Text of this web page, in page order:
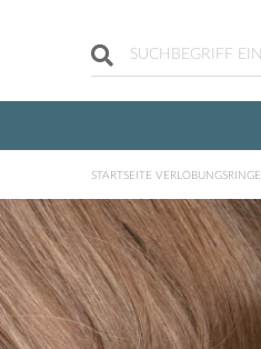
STARTSEITE VERLOBUNGSRINGE